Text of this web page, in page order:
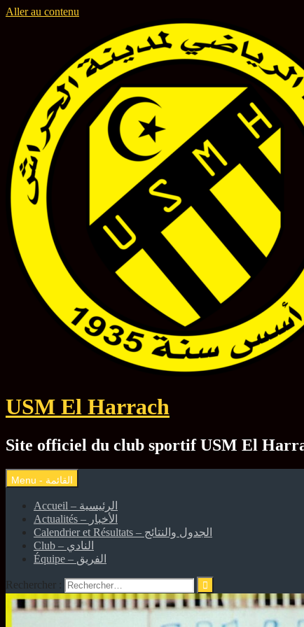
Aller au contenu
USM El Harrach
Accueil – الرئيسية
Actualités – الأخبار
Calendrier et Résultats – الجدول والنتائج
Club – النادي
Équipe – الفريق
Rechercher :